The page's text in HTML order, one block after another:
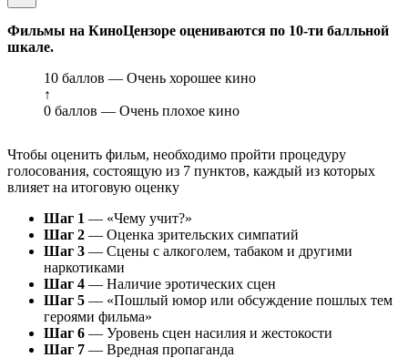
Фильмы на КиноЦензоре оцениваются по 10-ти балльной
шкале.
10 баллов — Очень хорошее кино
↑
0 баллов — Очень плохое кино
Чтобы оценить фильм, необходимо пройти процедуру
голосования, состоящую из 7 пунктов, каждый из которых
влияет на итоговую оценку
Шаг 1 — «Чему учит?»
Шаг 2 — Оценка зрительских симпатий
Шаг 3 — Сцены с алкоголем, табаком и другими
наркотиками
Шаг 4 — Наличие эротических сцен
Шаг 5 — «Пошлый юмор или обсуждение пошлых тем
героями фильма»
Шаг 6 — Уровень сцен насилия и жестокости
Шаг 7 — Вредная пропаганда